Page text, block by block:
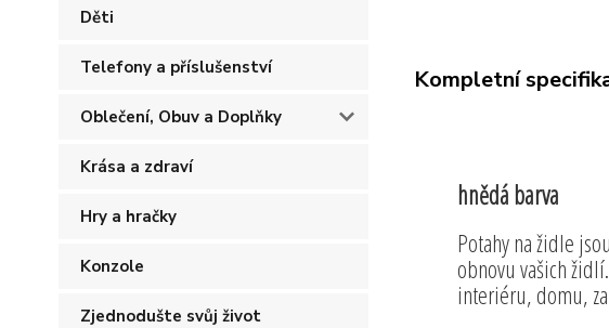
Děti
Telefony a příslušenství
Oblečení, Obuv a Doplňky
Krása a zdraví
Hry a hračky
Konzole
Zjednodušte svůj život
Kompletní
hnědá barva
Potahy na židle
obnovu vašich
interiéru, domu,